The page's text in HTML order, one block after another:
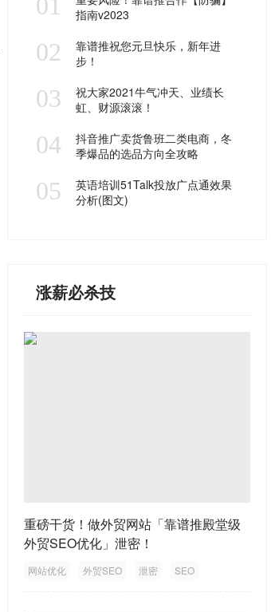
01
指南v2023
02
靠谱推祝您元旦快乐，新年进
步！
03
祝大家2021牛气冲天、业绩长
虹、财源滚滚！
04
抖音推广卖货鲁班二类电商，冬
季爆品的选品方向全攻略
05
英语培训51Talk投放广点通效果
分析(图文)
涨薪必杀技
重磅干货！做外贸网站「靠谱推殿堂级
外贸SEO优化」泄密！
网站优化 外贸SEO 泄密
SEO